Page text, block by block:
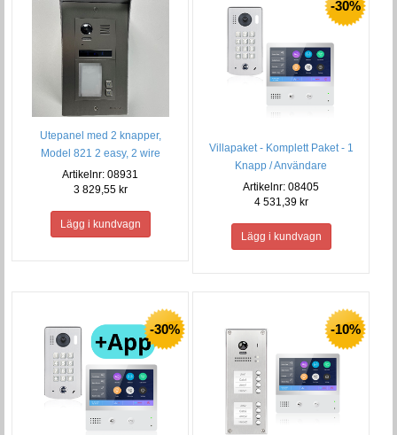
Utepanel med 2 knapper,
Model 821 2 easy, 2 wire
Artikelnr: 08931
3 829,55 kr
-30%
Villapaket - Komplett Paket - 1
Knapp / Användare
Artikelnr: 08405
4 531,39 kr
-30% -10%